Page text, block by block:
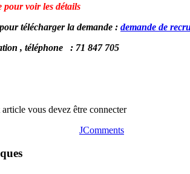
pour voir les détails
demande de
, téléphone : 71 847 705
vous devez être connecter
JComments